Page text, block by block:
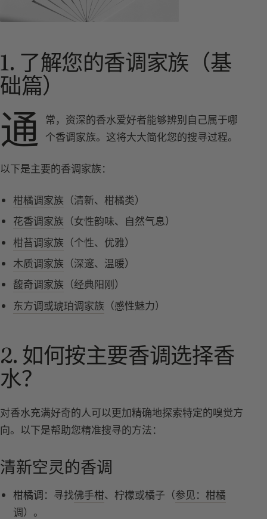
1. 了解您的香调家族（基
础篇）
通 常，资深的香水爱好者能够辨别自己属于哪
个香调家族。这将大大简化您的搜寻过程。
以下是主要的香调家族：
柑橘调家族 （清新、柑橘类）
花香调家族 （女性韵味、自然气息）
柑苔调家族 （个性、优雅）
木质调家族 （深邃、温暖）
馥奇调家族 （经典阳刚）
东方调或琥珀调家族 （感性魅力）
2. 如何按主要香调选择香
水？
对香水充满好奇的人可以更加精确地探索特定的嗅觉方
向。以下是帮助您精准搜寻的方法：
清新空灵的香调
柑橘调：寻找佛手柑、柠檬或橘子（参见：柑橘
调）。